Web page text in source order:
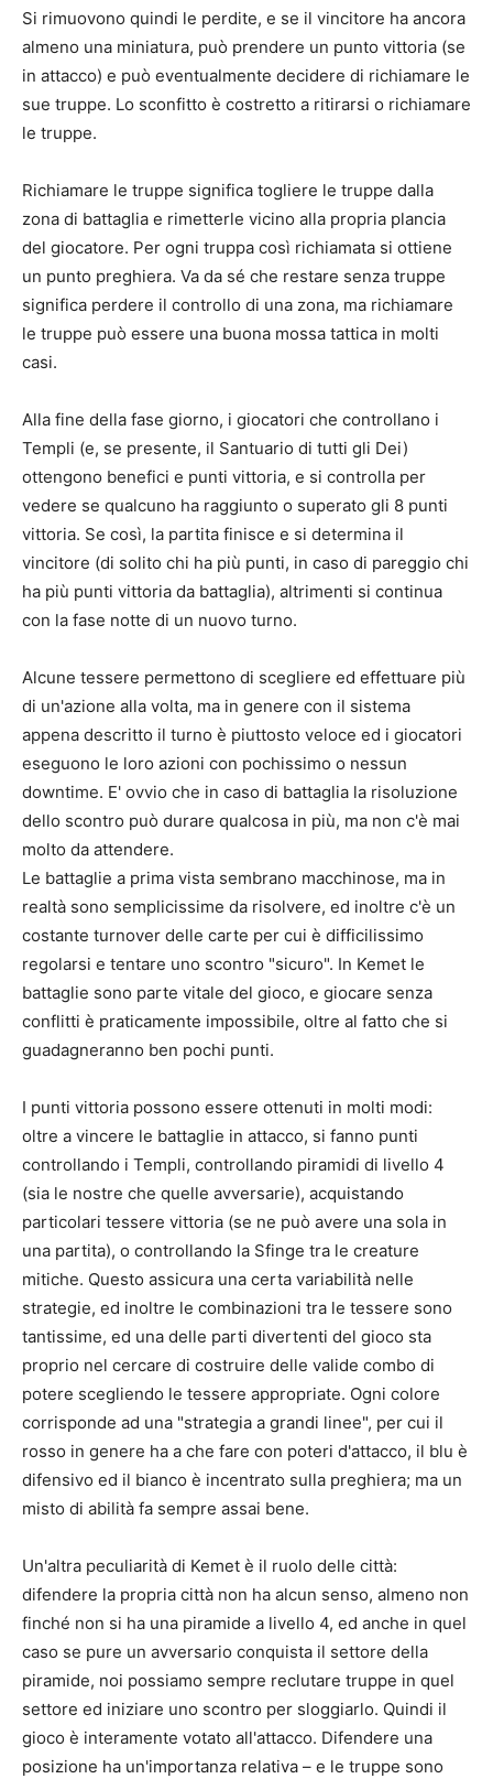
Si rimuovono quindi le perdite, e se il vincitore ha ancora
almeno una miniatura, può prendere un punto vittoria (se
in attacco) e può eventualmente decidere di richiamare le
sue truppe. Lo sconfitto è costretto a ritirarsi o richiamare
le truppe.
Richiamare le truppe significa togliere le truppe dalla
zona di battaglia e rimetterle vicino alla propria plancia
del giocatore. Per ogni truppa così richiamata si ottiene
un punto preghiera. Va da sé che restare senza truppe
significa perdere il controllo di una zona, ma richiamare
le truppe può essere una buona mossa tattica in molti
casi.
Alla fine della fase giorno, i giocatori che controllano i
Templi (e, se presente, il Santuario di tutti gli Dei)
ottengono benefici e punti vittoria, e si controlla per
vedere se qualcuno ha raggiunto o superato gli 8 punti
vittoria. Se così, la partita finisce e si determina il
vincitore (di solito chi ha più punti, in caso di pareggio chi
ha più punti vittoria da battaglia), altrimenti si continua
con la fase notte di un nuovo turno.
Alcune tessere permettono di scegliere ed effettuare più
di un'azione alla volta, ma in genere con il sistema
appena descritto il turno è piuttosto veloce ed i giocatori
eseguono le loro azioni con pochissimo o nessun
downtime. E' ovvio che in caso di battaglia la risoluzione
dello scontro può durare qualcosa in più, ma non c'è mai
molto da attendere.
Le battaglie a prima vista sembrano macchinose, ma in
realtà sono semplicissime da risolvere, ed inoltre c'è un
costante turnover delle carte per cui è difficilissimo
regolarsi e tentare uno scontro "sicuro". In Kemet le
battaglie sono parte vitale del gioco, e giocare senza
conflitti è praticamente impossibile, oltre al fatto che si
guadagneranno ben pochi punti.
I punti vittoria possono essere ottenuti in molti modi:
oltre a vincere le battaglie in attacco, si fanno punti
controllando i Templi, controllando piramidi di livello 4
(sia le nostre che quelle avversarie), acquistando
particolari tessere vittoria (se ne può avere una sola in
una partita), o controllando la Sfinge tra le creature
mitiche. Questo assicura una certa variabilità nelle
strategie, ed inoltre le combinazioni tra le tessere sono
tantissime, ed una delle parti divertenti del gioco sta
proprio nel cercare di costruire delle valide combo di
potere scegliendo le tessere appropriate. Ogni colore
corrisponde ad una "strategia a grandi linee", per cui il
rosso in genere ha a che fare con poteri d'attacco, il blu è
difensivo ed il bianco è incentrato sulla preghiera; ma un
misto di abilità fa sempre assai bene.
Un'altra peculiarità di Kemet è il ruolo delle città:
difendere la propria città non ha alcun senso, almeno non
finché non si ha una piramide a livello 4, ed anche in quel
caso se pure un avversario conquista il settore della
piramide, noi possiamo sempre reclutare truppe in quel
settore ed iniziare uno scontro per sloggiarlo. Quindi il
gioco è interamente votato all'attacco. Difendere una
posizione ha un'importanza relativa – e le truppe sono